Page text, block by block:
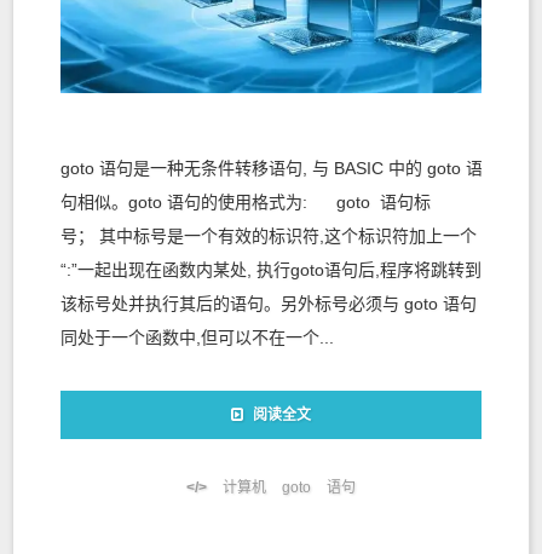
goto 语句是一种无条件转移语句, 与 BASIC 中的 goto 语
句相似。goto 语句的使用格式为: goto 语句标
号； 其中标号是一个有效的标识符,这个标识符加上一个
“:”一起出现在函数内某处, 执行goto语句后,程序将跳转到
该标号处并执行其后的语句。另外标号必须与 goto 语句
同处于一个函数中,但可以不在一个...
阅读全文
计算机 goto 语句